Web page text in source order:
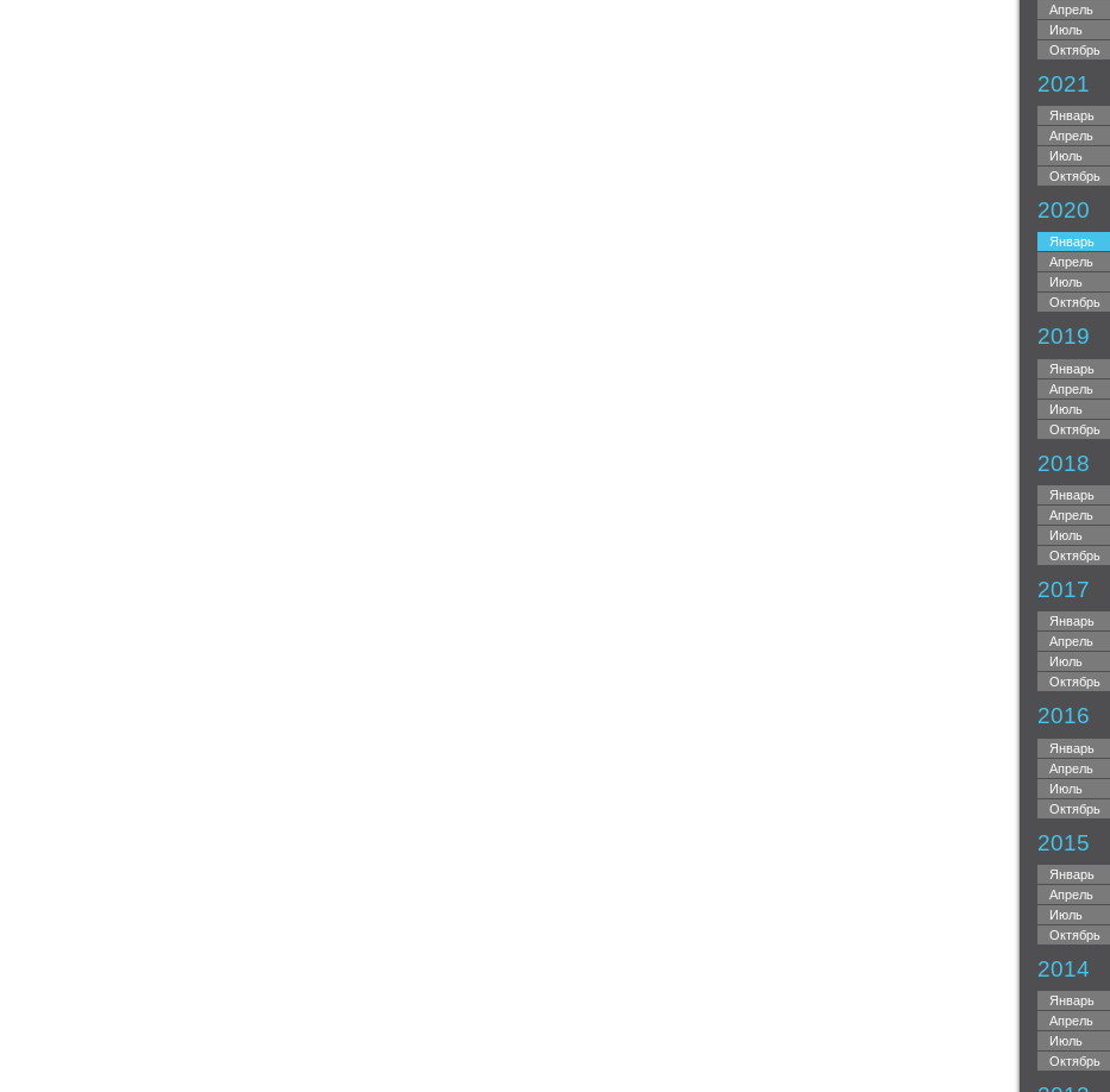
Апрель
Июль
Октябрь
2021
Январь
Апрель
Июль
Октябрь
2020
Январь
Апрель
Июль
Октябрь
2019
Январь
Апрель
Июль
Октябрь
2018
Январь
Апрель
Июль
Октябрь
2017
Январь
Апрель
Июль
Октябрь
2016
Январь
Апрель
Июль
Октябрь
2015
Январь
Апрель
Июль
Октябрь
2014
Январь
Апрель
Июль
Октябрь